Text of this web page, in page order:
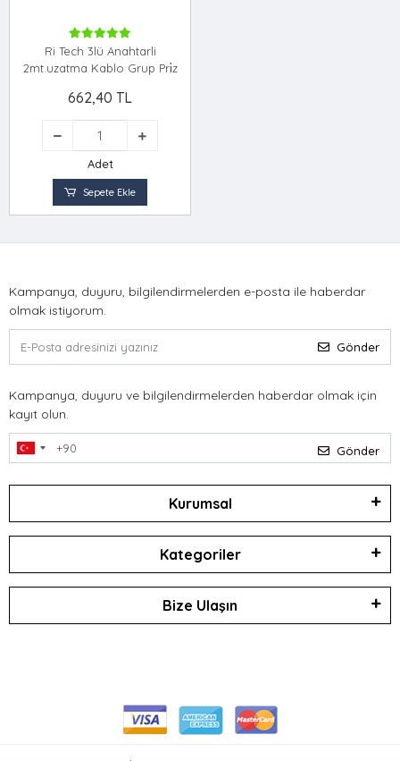
Ri Tech 3lü Anahtarli
2mt.uzatma Kablo Grup Pri̇z
662,40 TL
Adet
Sepete Ekle
Kampanya, duyuru, bilgilendirmelerden e-posta ile haberdar
olmak istiyorum.
Gönder
Kampanya, duyuru ve bilgilendirmelerden haberdar olmak için
kayıt olun.
Gönder
Kurumsal
Kategoriler
Bize Ulaşın